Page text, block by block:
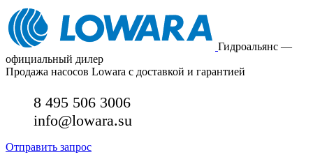
Гидроальянс —
официальный дилер
Продажа насосов Lowara с доставкой и гарантией
8 495 506 3006
info@lowara.su
Отправить запрос